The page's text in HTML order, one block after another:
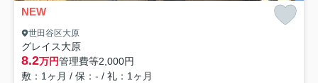
NEW
世田谷区大原
グレイス大原
8.2万円管理費等2,000円
敷：1ヶ月 / 保：- / 礼：1ヶ月